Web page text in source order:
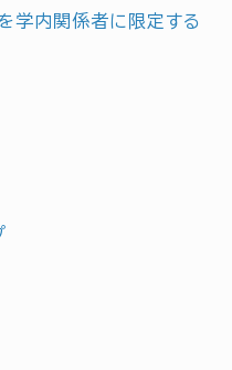
学内関係者に限定する